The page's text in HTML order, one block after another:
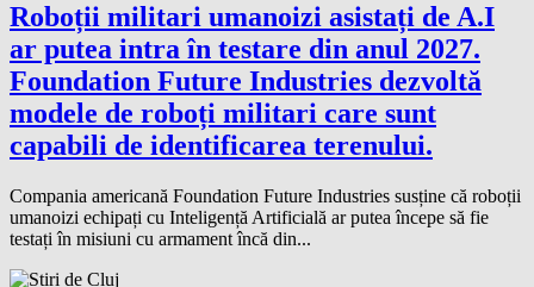
Roboții militari umanoizi asistați de A.I
ar putea intra în testare din anul 2027.
Foundation Future Industries dezvoltă
modele de roboți militari care sunt
capabili de identificarea terenului.
Compania americană Foundation Future Industries susține că roboții
umanoizi echipați cu Inteligență Artificială ar putea începe să fie
testați în misiuni cu armament încă din...